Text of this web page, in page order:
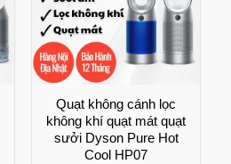
Quạt không cánh lọc
không khí quạt mát quạt
sưởi Dyson Pure Hot
Cool HP07